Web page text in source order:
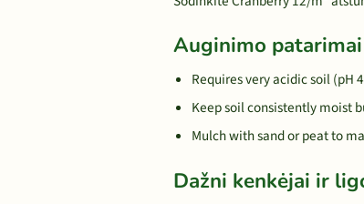
Auginimo patarimai
Requires very acidic soil
Keep soil consistently moist
Mulch with sand or peat to
Dažni kenkėjai ir